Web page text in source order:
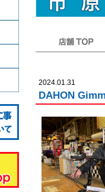
2024.01.31
DAHON